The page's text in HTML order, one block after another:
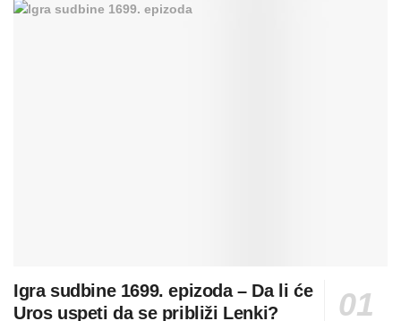
Igra sudbine 1699. epizoda – Da li će
Uros uspeti da se približi Lenki?